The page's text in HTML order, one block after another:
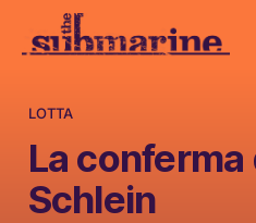
LOTTA
La
Schlein